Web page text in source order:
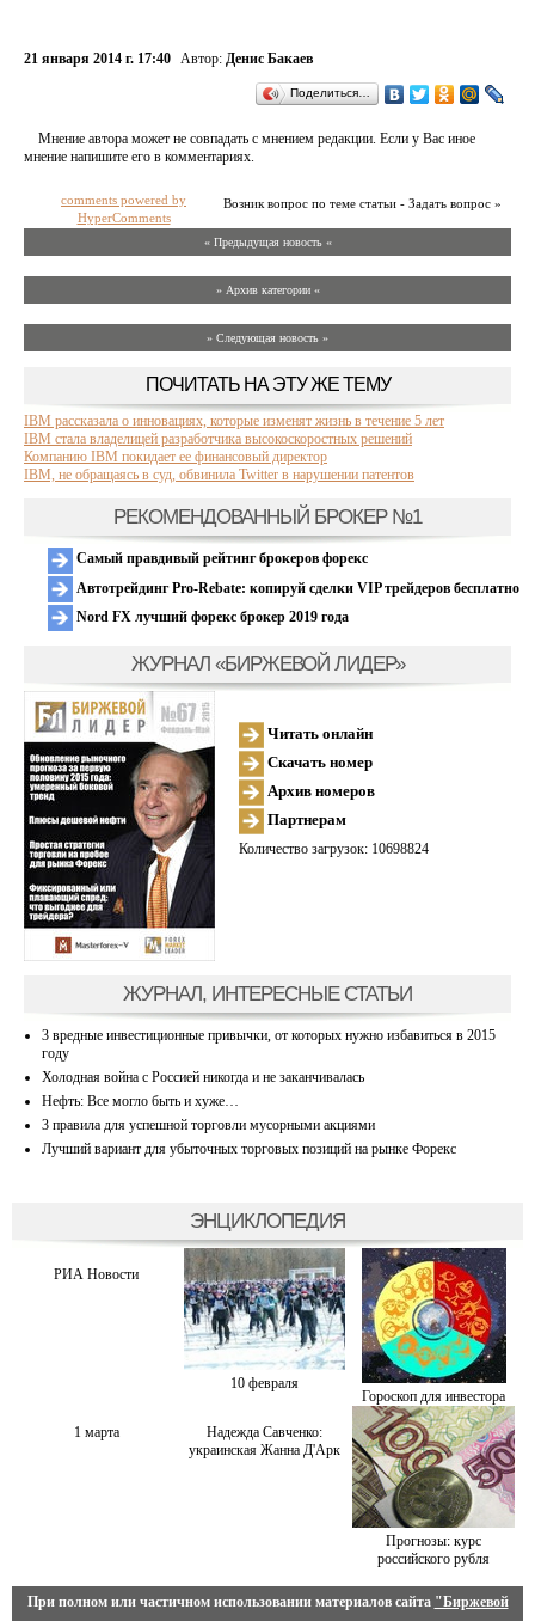
21 января 2014 г. 17:40 Автор: Денис Бакаев
Поделиться…
Мнение автора может не совпадать с мнением редакции. Если у Вас иное
мнение напишите его в комментариях.
Возник вопрос по теме статьи - Задать вопрос »
comments powered by
HyperComments
« Предыдущая новость «
» Архив категории «
» Следующая новость »
ПОЧИТАТЬ НА ЭТУ ЖЕ ТЕМУ
IBM рассказала о инновациях, которые изменят жизнь в течение 5 лет
IBM стала владелицей разработчика высокоскоростных решений
Компанию IBM покидает ее финансовый директор
IBM, не обращаясь в суд, обвинила Twitter в нарушении патентов
РЕКОМЕНДОВАННЫЙ БРОКЕР №1
Самый правдивый рейтинг брокеров форекс
Автотрейдинг Pro-Rebate: копируй сделки VIP трейдеров бесплатно
Nord FX лучший форекс брокер 2019 года
ЖУРНАЛ «БИРЖЕВОЙ ЛИДЕР»
Читать онлайн
Скачать номер
Архив номеров
Партнерам
Количество загрузок: 10698824
ЖУРНАЛ, ИНТЕРЕСНЫЕ СТАТЬИ
3 вредные инвестиционные привычки, от которых нужно избавиться в 2015
году
Холодная война с Россией никогда и не заканчивалась
Нефть: Все могло быть и хуже…
3 правила для успешной торговли мусорными акциями
Лучший вариант для убыточных торговых позиций на рынке Форекс
ЭНЦИКЛОПЕДИЯ
РИА Новости
10 февраля
Гороскоп для инвестора
1 марта
Надежда Савченко:
украинская Жанна Д'Арк
Прогнозы: курс
российского рубля
При полном или частичном использовании материалов сайта "Биржевой